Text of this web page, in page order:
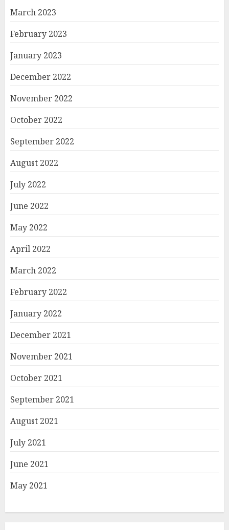
March 2023
February 2023
January 2023
December 2022
November 2022
October 2022
September 2022
August 2022
July 2022
June 2022
May 2022
April 2022
March 2022
February 2022
January 2022
December 2021
November 2021
October 2021
September 2021
August 2021
July 2021
June 2021
May 2021